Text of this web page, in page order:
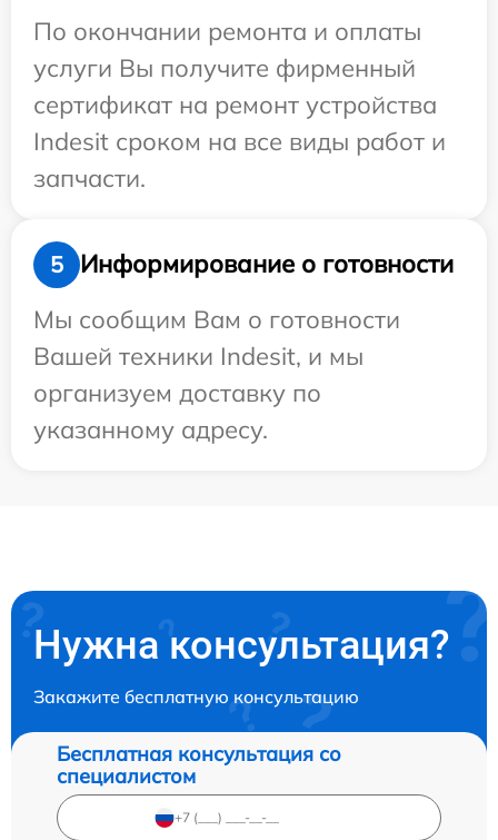
По окончании ремонта и оплаты
услуги Вы получите фирменный
сертификат на ремонт устройства
Indesit сроком на все виды работ и
запчасти.
5
Информирование о готовности
Мы сообщим Вам о готовности
Вашей техники Indesit, и мы
организуем доставку по
указанному адресу.
Нужна консультация?
Закажите бесплатную консультацию
Бесплатная консультация со
специалистом